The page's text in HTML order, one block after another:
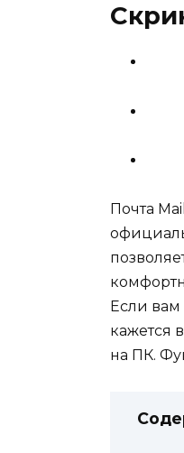
Почта
Если вам
кажется
на ПК.